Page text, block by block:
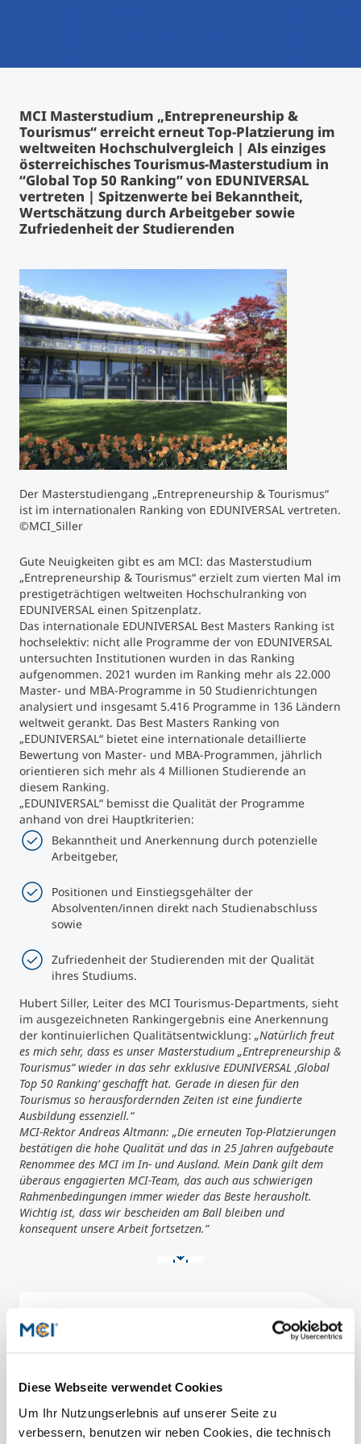
Diese Webseite verwendet Cookies
Um Ihr Nutzungserlebnis auf unserer Seite zu
verbessern, benutzen wir neben Cookies, die technisch
Study Finder Bachelor/Master
Masterclasses
Management-Seminare
Technische Weiterbildung
Maßgeschneiderte Programme
Studienberatung
Executive Education Finder
MCI Masterstudium „Entrepreneurship &
Tourismus“ erreicht erneut Top-Platzierung im
weltweiten Hochschulvergleich | Als einziges
österreichisches Tourismus-Masterstudium in
“Global Top 50 Ranking” von EDUNIVERSAL
vertreten | Spitzenwerte bei Bekanntheit,
Wertschätzung durch Arbeitgeber sowie
Zufriedenheit der Studierenden
Der Masterstudiengang „Entrepreneurship & Tourismus“
ist im internationalen Ranking von EDUNIVERSAL vertreten.
©MCI_Siller
Gute Neuigkeiten gibt es am MCI: das Masterstudium
„Entrepreneurship & Tourismus“ erzielt zum vierten Mal im
prestigeträchtigen weltweiten Hochschulranking von
EDUNIVERSAL einen Spitzenplatz.
Das internationale EDUNIVERSAL Best Masters Ranking ist
hochselektiv: nicht alle Programme der von EDUNIVERSAL
untersuchten Institutionen wurden in das Ranking
aufgenommen. 2021 wurden im Ranking mehr als 22.000
Master- und MBA-Programme in 50 Studienrichtungen
analysiert und insgesamt 5.416 Programme in 136 Ländern
weltweit gerankt. Das Best Masters Ranking von
„EDUNIVERSAL“ bietet eine internationale detaillierte
Bewertung von Master- und MBA-Programmen, jährlich
orientieren sich mehr als 4 Millionen Studierende an
diesem Ranking.
„EDUNIVERSAL“ bemisst die Qualität der Programme
anhand von drei Hauptkriterien:
Bekanntheit und Anerkennung durch potenzielle
Arbeitgeber,
Positionen und Einstiegsgehälter der
Absolventen/innen direkt nach Studienabschluss
sowie
Zufriedenheit der Studierenden mit der Qualität
ihres Studiums.
Hubert Siller, Leiter des MCI Tourismus-Departments, sieht
im ausgezeichneten Rankingergebnis eine Anerkennung
der kontinuierlichen Qualitätsentwicklung: „Natürlich freut
es mich sehr, dass es unser Masterstudium „Entrepreneurship &
Tourismus“ wieder in das sehr exklusive EDUNIVERSAL ‚Global
Top 50 Ranking‘ geschafft hat. Gerade in diesen für den
Tourismus so herausfordernden Zeiten ist eine fundierte
Ausbildung essenziell.“
MCI-Rektor Andreas Altmann: „Die erneuten Top-Platzierungen
bestätigen die hohe Qualität und das in 25 Jahren aufgebaute
Renommee des MCI im In- und Ausland. Mein Dank gilt dem
überaus engagierten MCI-Team, das auch aus schwierigen
Rahmenbedingungen immer wieder das Beste herausholt.
Wichtig ist, dass wir bescheiden am Ball bleiben und
konsequent unsere Arbeit fortsetzen.“
Artikel teilen
Kontakt